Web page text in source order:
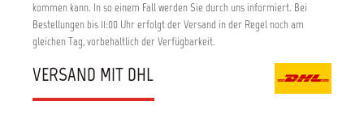
kommen kann. In so einem Fall werden Sie durch uns informiert. Bei
Bestellungen bis 11:00 Uhr erfolgt der Versand in der Regel noch am
gleichen Tag, vorbehaltlich der Verfügbarkeit.
VERSAND MIT DHL